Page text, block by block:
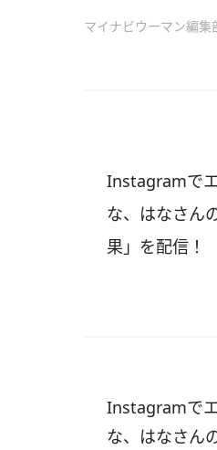
マイナビウーマン編集
Instagramで
な、はなさん
果」を配信！
Instagramで
な、はなさん